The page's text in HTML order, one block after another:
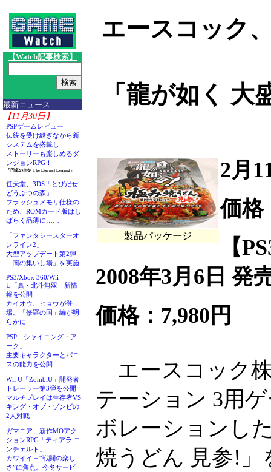
【Watch記事検索】
最新ニュース
【11月30日】
PSPゲームレビュー
伝統を受け継ぎながら新
システムを搭載し
ストーリーも楽しめるダ
ンジョンRPG！
「円卓の生徒 The Eternal Legend」
任天堂、3DS「とびだせ
どうぶつの森」
フラッシュメモリ仕様の
ため、ROMカード版はし
ばらく品薄に……
「ファンタシースターオ
ンライン2」
大型アップデート第2弾
「闇の集いし場」を実施
PS3/Xbox 360/Wii
U「真・北斗無双」新情
報を公開
カイオウ、ヒョウが登
場。「修羅の国」編が明
らかに
PSP「シャイニング・ア
ーク」
主要キャラクターとパニ
スの能力を公開
Wii U「ZombiU」開発者
トレーラー第3弾を公開
マルチプレイは生存者VS
キング・オブ・ゾンビの
2人対戦
ガマニア、新作MOアク
ションRPG「ティアラ コ
ンチェルト」
カワイイ＋“戦闘の楽し
さ”に焦点。今冬サービ
エースコック
「龍が如く
製品パッケージ
2月
価格
【
2008年3月6日 発
価格：7,980円
エースコック
テーション 3用
ボレーションし
焼うどん 見参!」